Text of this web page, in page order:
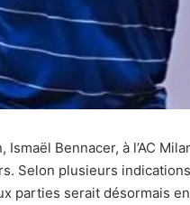
Ismaël Bennacer, à l’AC
Selon plusieurs
parties serait désormais